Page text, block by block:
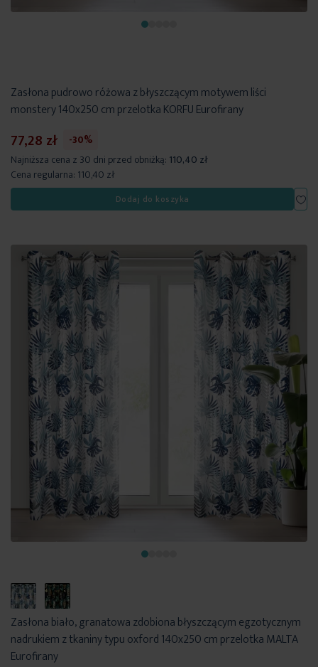
Zasłona pudrowo różowa z błyszczącym motywem liści
monstery 140x250 cm przelotka KORFU Eurofirany
77,28 zł
-30%
Najniższa cena z 30 dni przed obniżką: 110,40 zł
Cena regularna: 110,40 zł
Dodaj do koszyka
Zasłona biało, granatowa zdobiona błyszczącym egzotycznym
nadrukiem z tkaniny typu oxford 140x250 cm przelotka MALTA
Eurofirany